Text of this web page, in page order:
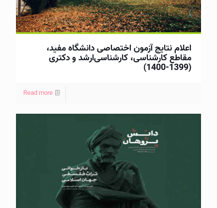
اعلام نتایج آزمون اختصاصی دانشگاه مفید،
مقاطع كارشناسی، كارشناسی‌ارشد و دکتری
(1399-1400)
Read more